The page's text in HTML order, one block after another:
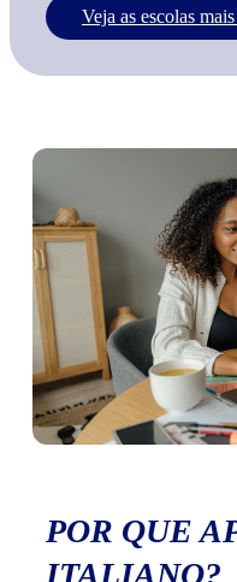
Veja as escolas
POR QUE
ITALIANO?